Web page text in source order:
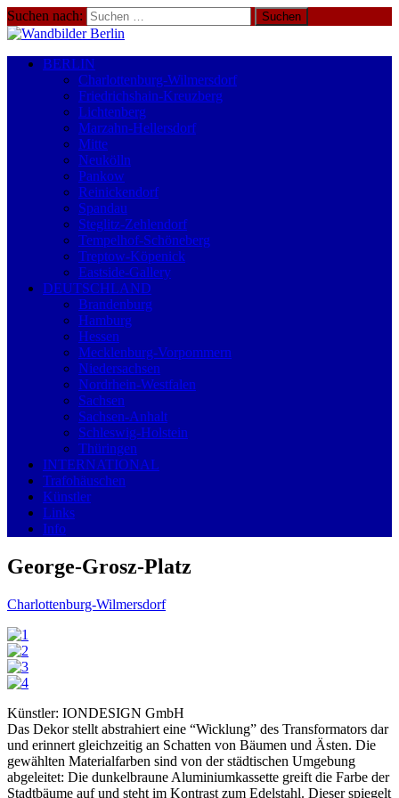
Suchen nach:
BERLIN
Charlottenburg-Wilmersdorf
Friedrichshain-Kreuzberg
Lichtenberg
Marzahn-Hellersdorf
Mitte
Neukölln
Pankow
Reinickendorf
Spandau
Steglitz-Zehlendorf
Tempelhof-Schöneberg
Treptow-Köpenick
Eastside-Gallery
DEUTSCHLAND
Brandenburg
Hamburg
Hessen
Mecklenburg-Vorpommern
Niedersachsen
Nordrhein-Westfalen
Sachsen
Sachsen-Anhalt
Schleswig-Holstein
Thüringen
INTERNATIONAL
Trafohäuschen
Künstler
Links
Info
George-Grosz-Platz
Charlottenburg-Wilmersdorf
Künstler: IONDESIGN GmbH
Das Dekor stellt abstrahiert eine “Wicklung” des Transformators dar
und erinnert gleichzeitig an Schatten von Bäumen und Ästen. Die
gewählten Materialfarben sind von der städtischen Umgebung
abgeleitet: Die dunkelbraune Aluminiumkassette greift die Farbe der
Stadtbäume auf und steht im Kontrast zum Edelstahl. Dieser spiegelt